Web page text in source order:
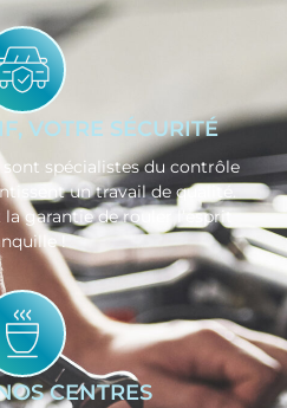
VOTRE SÉCURITÉ
spécialistes du contrôle
un travail de qualité.
la garantie de rouler l’esprit
!
CENTRES